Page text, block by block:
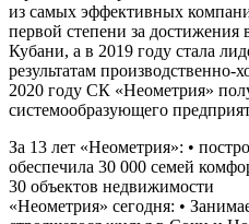
из самых эффективных
первой степени за достижения
Кубани, а в 2019 году стала
результатам производственно-
2020 году СК «Неометрия»
системообразующего
За 13 лет «Неометрия»: •
обеспечила 30 000 семей
30 объектов недвижимости
«Неометрия» сегодня: •